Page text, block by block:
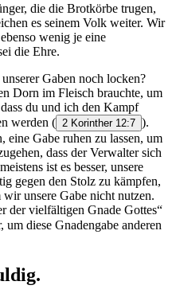
die die Brotkörbe trugen,
es seinem Volk weiter. Wir
wenig je eine
die Ehre.
Gaben noch locken?
Dorn im Fleisch brauchte, um
du und ich den Kampf
werden ( 2 Korinther 12:7 ).
eine Gabe ruhen zu lassen, um
dass der Verwalter sich
ist es besser, unsere
gegen den Stolz zu kämpfen,
unsere Gabe nicht nutzen.
vielfältigen Gnade Gottes“
diese Gnadengabe anderen